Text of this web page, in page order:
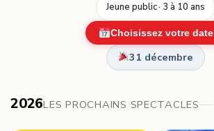
Jeune public · 3 à 10 ans
Choisissez votre date
31 décembre
2026LES PROCHAINS SPECTACLES